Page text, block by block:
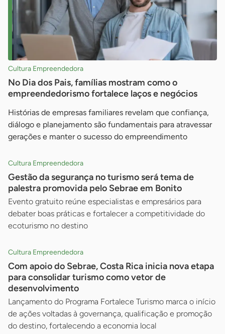
Cultura Empreendedora
No Dia dos Pais, famílias mostram como o
empreendedorismo fortalece laços e negócios
Histórias de empresas familiares revelam que confiança,
diálogo e planejamento são fundamentais para atravessar
gerações e manter o sucesso do empreendimento
Cultura Empreendedora
Gestão da segurança no turismo será tema de
palestra promovida pelo Sebrae em Bonito
Evento gratuito reúne especialistas e empresários para
debater boas práticas e fortalecer a competitividade do
ecoturismo no destino
Cultura Empreendedora
Com apoio do Sebrae, Costa Rica inicia nova etapa
para consolidar turismo como vetor de
desenvolvimento
Lançamento do Programa Fortalece Turismo marca o início
de ações voltadas à governança, qualificação e promoção
do destino, fortalecendo a economia local